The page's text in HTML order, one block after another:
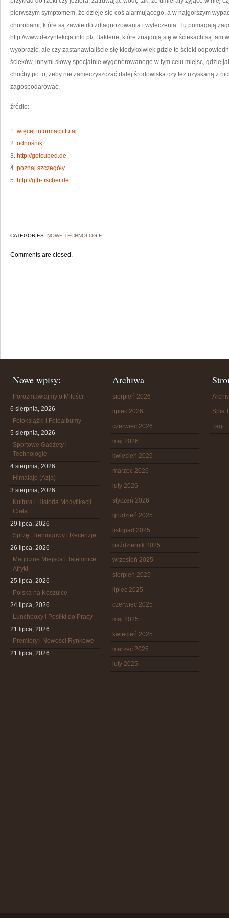
pierwszym symptomem, że dzieje się coś alarmującego, a w najgorszym
chorobami, które są zawiłe do zdiagnozowania i wyleczenia. Tu pomagają
http://www.dezynfekcja.info.pl/. Bakterie, które znajdują się w ściekach są tam
wyobrazić, ale czy zastanawialiście się kiedykolwiek gdzie te ścieki
ścieków, innymi słowy specjalnie wygenerowanego w tym celu miejsc, gdzie
choćby po to, żeby nie zanieczyszczać dalej środowiska czy też uzyskaną z
zagospodarować.
źródło:
———————————
1. więcej informacji tutaj
2. odnośnik
3. http://getcubed.de
4. poznaj szczegóły
5. http://gfb-fischer.de
CATEGORIES: NOWE TECHNOLOGIE
Comments are closed.
Nowe wpisy:
Porozmawiajmy o Miłości
6 sierpnia, 2026
Fotoksiążki i Fotoalbumy
5 sierpnia, 2026
Sportowe Gadżety i
Technologie
4 sierpnia, 2026
Himalaje (Azja)
3 sierpnia, 2026
Kultura i Historia Modyfikacji
Ciała
29 lipca, 2026
Sprzęt Treningowy i Recenzje
26 lipca, 2026
Magiczne Miejsca i Tajemnice
Afryki
25 lipca, 2026
Polska na Koszulce
24 lipca, 2026
Lunchboxy i Posiłki do Pracy
21 lipca, 2026
Premiery i Nowości Rynkowe
21 lipca, 2026
Archiwa
sierpień 2026
lipiec 2026
czerwiec 2026
maj 2026
kwiecień 2026
marzec 2026
luty 2026
styczeń 2026
grudzień 2025
listopad 2025
październik 2025
wrzesień 2025
sierpień 2025
lipiec 2025
czerwiec 2025
maj 2025
kwiecień 2025
marzec 2025
luty 2025
Spis
Tagi